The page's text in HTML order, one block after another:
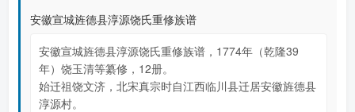
安徽宣城旌德县淳源饶氏重修族谱
安徽宣城旌德县淳源饶氏重修族谱，1774年（乾隆39
年）饶玉清等纂修，12册。
始迁祖饶文济，北宋真宗时自江西临川县迁居安徽旌德县
淳源村。